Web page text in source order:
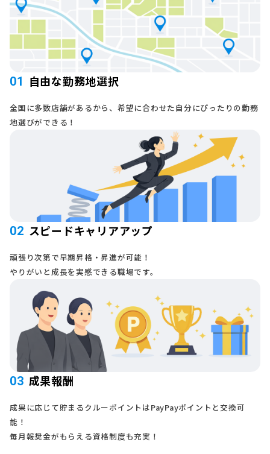
01 自由な勤務地選択
全国に多数店舗があるから、希望に合わせた自分にぴったりの勤務
地選びができる！
02 スピードキャリアアップ
頑張り次第で早期昇格・昇進が可能！
やりがいと成長を実感できる職場です。
03 成果報酬
成果に応じて貯まるクルーポイントはPayPayポイントと交換可
能！
毎月報奨金がもらえる資格制度も充実！